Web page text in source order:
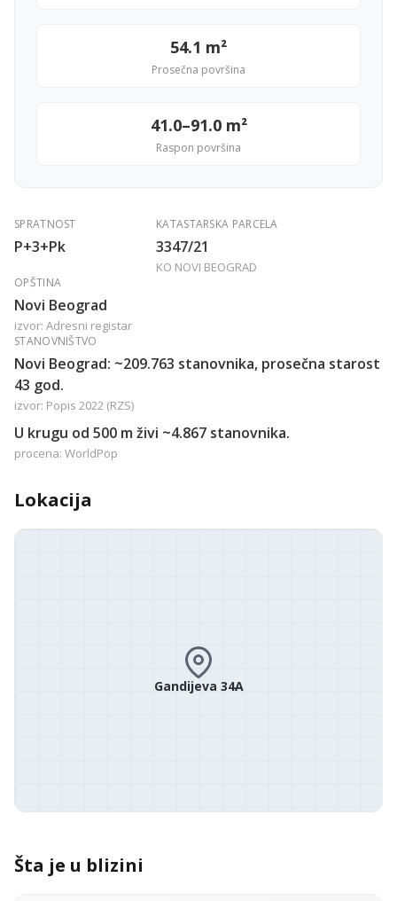
54.1 m²
Prosečna površina
41.0–91.0 m²
Raspon površina
SPRATNOST
P+3+Pk
KATASTARSKA PARCELA
3347/21
KO NOVI BEOGRAD
OPŠTINA
Novi Beograd
izvor: Adresni registar
STANOVNIŠTVO
Novi Beograd: ~209.763 stanovnika, prosečna starost
43 god.
izvor: Popis 2022 (RZS)
U krugu od 500 m živi ~4.867 stanovnika.
procena: WorldPop
Lokacija
Gandijeva 34A
Šta je u blizini